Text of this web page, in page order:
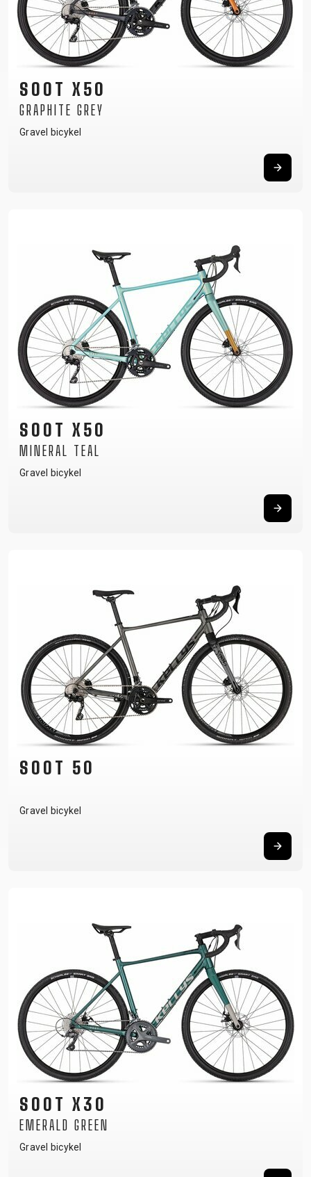
SOOT X50
GRAPHITE GREY
Gravel bicykel
SOOT X50
MINERAL TEAL
Gravel bicykel
SOOT 50
Gravel bicykel
SOOT X30
EMERALD GREEN
Gravel bicykel